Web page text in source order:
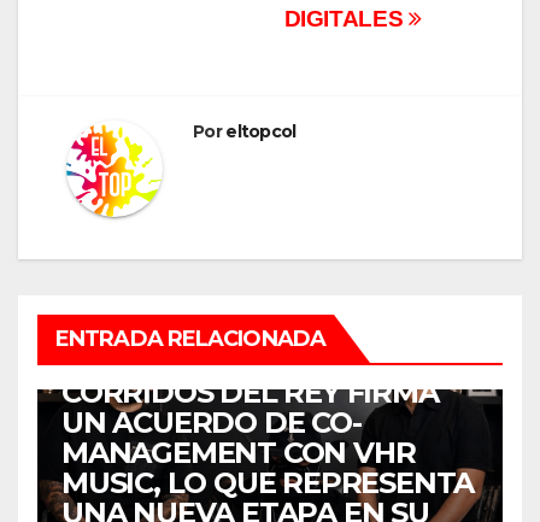
DIGITALES
Poreltopcol
ENTRADA RELACIONADA
CORRIDOS DEL REY FIRMA
UN ACUERDO DE CO-
MANAGEMENT CON VHR
MUSIC, LO QUE REPRESENTA
UNA NUEVA ETAPA EN SU